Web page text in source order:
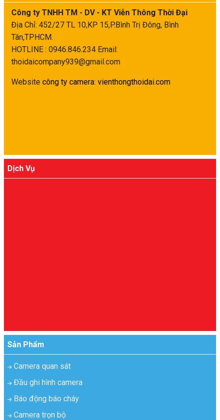
Công ty TNHH TM - DV - KT Viễn Thông Thời Đại
Địa Chỉ: 452/27 TL 10,KP 15,P.Bình Trị Đông, Bình
Tân,TPHCM.
HOTLINE : 0946.846.234 Email:
thoidaicompany939@gmail.com
Website công ty camera: vienthongthoidai.com
Dịch Vụ
Sản Phẩm
Camera quan sát
Đầu ghi hình camera
Báo động báo cháy
Camera trọn bộ